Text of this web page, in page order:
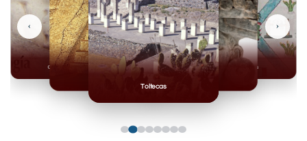
Toltecas
Mexicas
Olmecas
‹ ›